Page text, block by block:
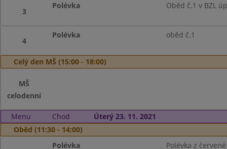
3
Polévka Oběd č.1 v BZL
4
Polévka oběd č.1
Celý den MŠ (15:00 - 18:00)
MŠ
celodenní
Menu Chod
Úterý 23. 11. 2021
Oběd (11:30 - 14:00)
Polévka Polévka z